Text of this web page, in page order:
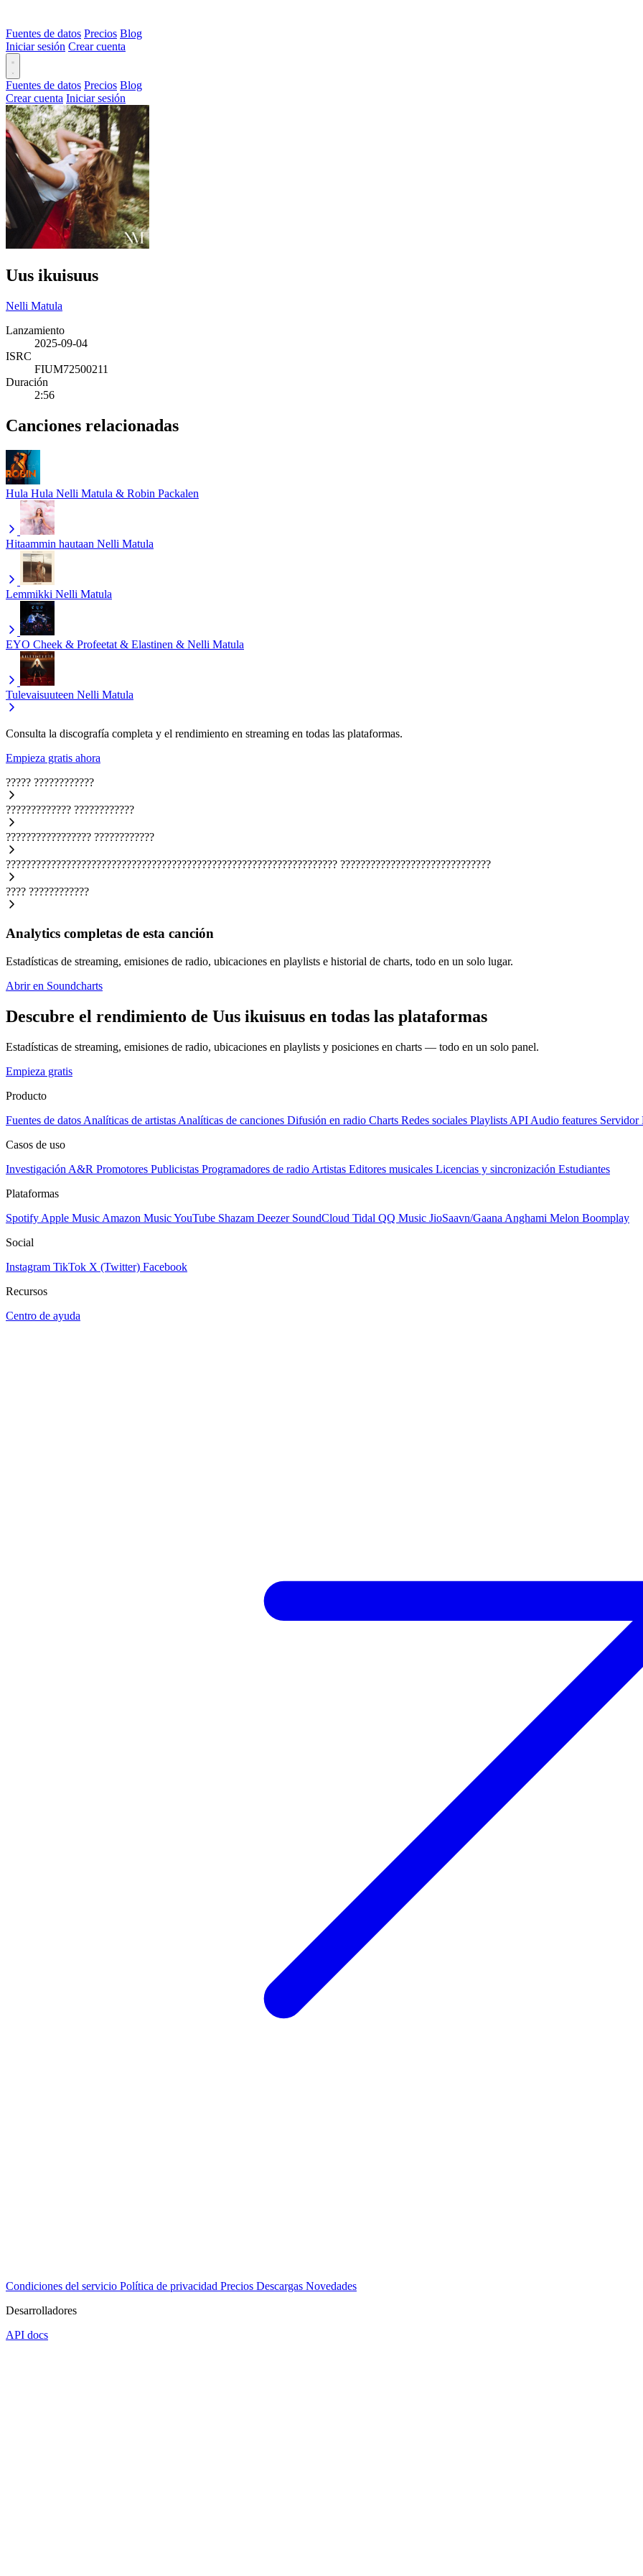
Fuentes de datos Precios Blog
Iniciar sesión Crear cuenta
Fuentes de datos Precios Blog
Crear cuenta Iniciar sesión
Uus ikuisuus
Nelli Matula
Lanzamiento
2025-09-04
ISRC
FIUM72500211
Duración
2:56
Canciones relacionadas
Hula Hula Nelli Matula & Robin Packalen
Hitaammin hautaan Nelli Matula
Lemmikki Nelli Matula
EYO Cheek & Profeetat & Elastinen & Nelli Matula
Tulevaisuuteen Nelli Matula
Consulta la discografía completa y el rendimiento en streaming en todas las plataformas.
Empieza gratis ahora
????? ????????????
????????????? ????????????
????????????????? ????????????
?????????????????????????????????????????????????????????????????? ??????????????????????????????
???? ????????????
Analytics completas de esta canción
Estadísticas de streaming, emisiones de radio, ubicaciones en playlists e historial de charts, todo en un solo lugar.
Abrir en Soundcharts
Descubre el rendimiento de Uus ikuisuus en todas las plataformas
Estadísticas de streaming, emisiones de radio, ubicaciones en playlists y posiciones en charts — todo en un solo panel.
Empieza gratis
Producto
Fuentes de datos Analíticas de artistas Analíticas de canciones Difusión en radio Charts Redes sociales Playlists API Audio features Servidor
Casos de uso
Investigación A&R Promotores Publicistas Programadores de radio Artistas Editores musicales Licencias y sincronización Estudiantes
Plataformas
Spotify Apple Music Amazon MusicYouTube Shazam Deezer SoundCloud Tidal QQ Music JioSaavn/Gaana Anghami Melon Boomplay
Social
Instagram TikTok X (Twitter) Facebook
Recursos
Centro de ayuda
Condiciones del servicio Política de privacidad Precios Descargas Novedades
Desarrolladores
API docs